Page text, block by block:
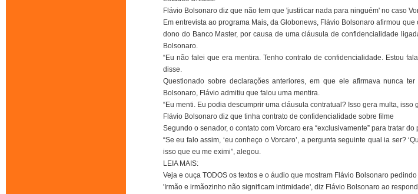
Flávio Bolsonaro diz que não tem que 'justiticar nada para ninguém' no caso
Em entrevista ao programa Mais, da Globonews, Flávio Bolsonaro afirmou
dono do Banco Master, por causa de uma cláusula de confidencialidade
Bolsonaro.
“Eu não falei que era mentira. Tenho contrato de confidencialidade. Estou
disse.
Questionado sobre declarações anteriores, em que ele afirmava nunca
Bolsonaro, Flávio admitiu que falou uma mentira.
“Eu menti. Eu podia descumprir uma cláusula contratual? Isso gera multa,
Flávio Bolsonaro diz que tinha contrato de confidencialidade sobre filme
Segundo o senador, o contato com Vorcaro era “exclusivamente” para tratar
“Se eu falo assim, ‘eu conheço o Vorcaro’, a pergunta seguinte qual ia ser?
isso que eu me eximi”, alegou.
LEIA MAIS:
Veja e ouça TODOS os textos e o áudio que mostram Flávio Bolsonaro
'Irmão e irmãozinho não significam intimidade', diz Flávio Bolsonaro ao